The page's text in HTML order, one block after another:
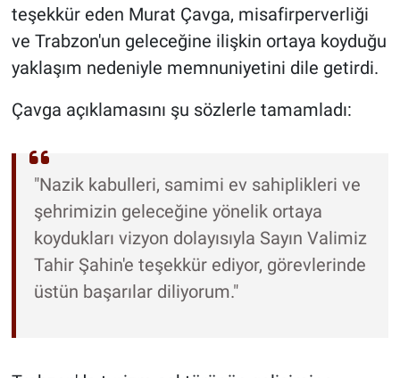
teşekkür eden Murat Çavga, misafirperverliği
ve Trabzon'un geleceğine ilişkin ortaya koyduğu
yaklaşım nedeniyle memnuniyetini dile getirdi.
Çavga açıklamasını şu sözlerle tamamladı:
"Nazik kabulleri, samimi ev sahiplikleri ve
şehrimizin geleceğine yönelik ortaya
koydukları vizyon dolayısıyla Sayın Valimiz
Tahir Şahin'e teşekkür ediyor, görevlerinde
üstün başarılar diliyorum."